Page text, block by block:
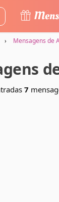
› Mensagens de
7